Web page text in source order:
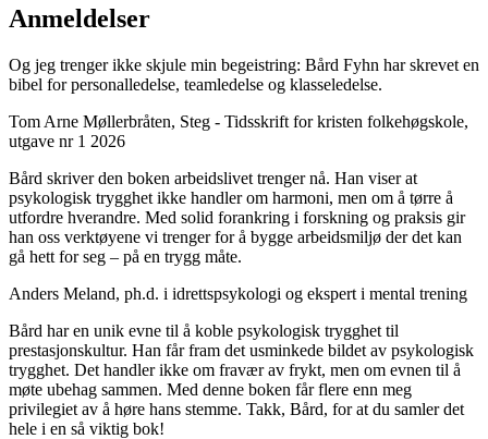
Anmeldelser
Og jeg trenger ikke skjule min begeistring: Bård Fyhn har skrevet en
bibel for personalledelse, teamledelse og klasseledelse.
Tom Arne Møllerbråten, Steg - Tidsskrift for kristen folkehøgskole,
utgave nr 1 2026
Bård skriver den boken arbeidslivet trenger nå. Han viser at
psykologisk trygghet ikke handler om harmoni, men om å tørre å
utfordre hverandre. Med solid forankring i forskning og praksis gir
han oss verktøyene vi trenger for å bygge arbeidsmiljø der det kan
gå hett for seg – på en trygg måte.
Anders Meland, ph.d. i idrettspsykologi og ekspert i mental trening
Bård har en unik evne til å koble psykologisk trygghet til
prestasjonskultur. Han får fram det usminkede bildet av psykologisk
trygghet. Det handler ikke om fravær av frykt, men om evnen til å
møte ubehag sammen. Med denne boken får flere enn meg
privilegiet av å høre hans stemme. Takk, Bård, for at du samler det
hele i en så viktig bok!